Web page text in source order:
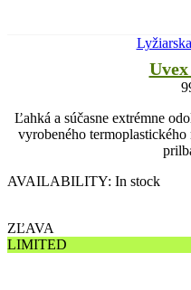
Lyžiarska
Uvex
Ľahká a súčasne extrémne
vyrobeného
AVAILABILITY: In stock
ZĽAVA
LIMITED